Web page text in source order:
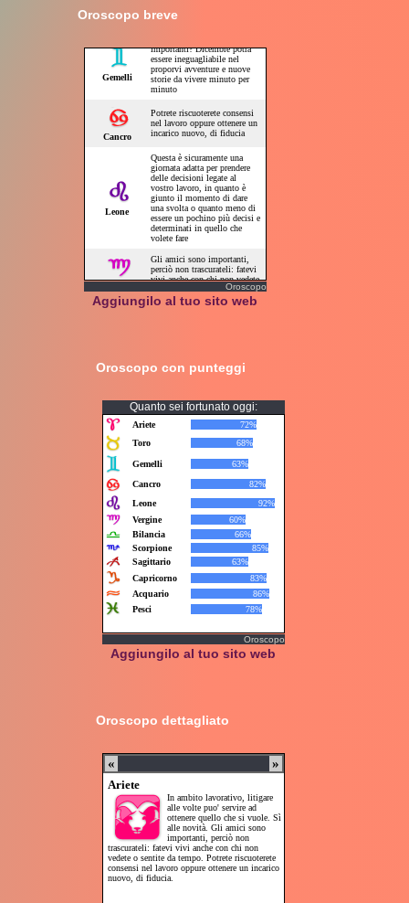
Oroscopo breve
Oroscopo
Aggiungilo al tuo sito web
Oroscopo con punteggi
Quanto sei fortunato oggi:
Oroscopo
Aggiungilo al tuo sito web
Oroscopo dettagliato